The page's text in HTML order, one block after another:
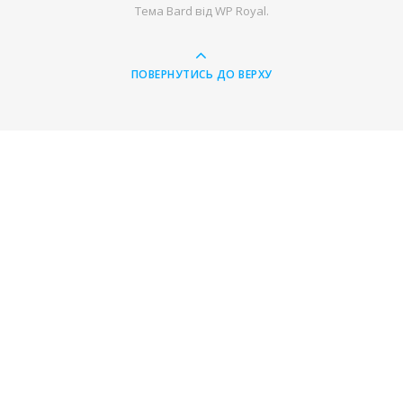
Тема Bard відWP Royal.
ПОВЕРНУТИСЬ ДО ВЕРХУ